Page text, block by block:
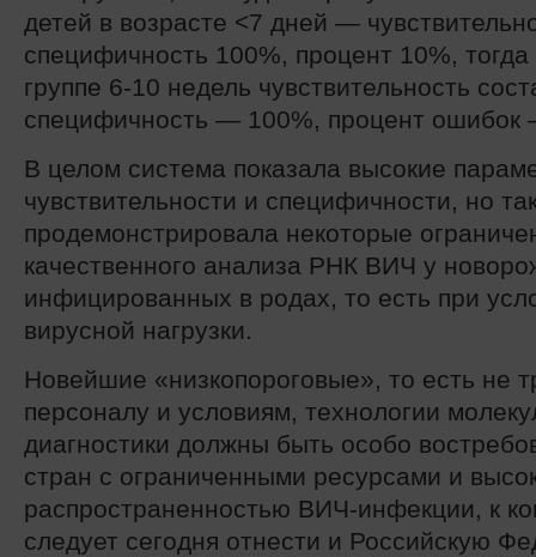
детей в возрасте <7 дней —
специфичность 100%, процент 10%, тогда
группе 6-10 недель чувствительность
специфичность — 100%, процент ошибок
В целом система показала высокие
чувствительности и специфичности, но
продемонстрировала некоторые
качественного анализа РНК ВИЧ у
инфицированных в родах, то есть при
вирусной нагрузки.
Новейшие «низкопороговые», то есть не
персоналу и условиям, технологии
диагностики должны быть особо
стран с ограниченными ресурсами и
распространенностью ВИЧ-инфекции, к
следует сегодня отнести и Российскую